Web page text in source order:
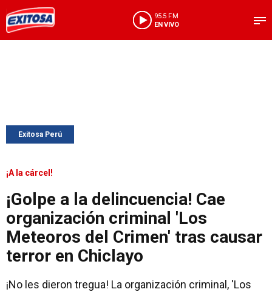
95.5 FM
EN VIVO
Exitosa Perú
¡A la cárcel!
¡Golpe a la delincuencia! Cae
organización criminal 'Los
Meteoros del Crimen' tras causar
terror en Chiclayo
¡No les dieron tregua! La organización criminal, 'Los